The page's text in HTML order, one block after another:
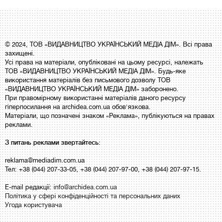
© 2024, ТОВ «ВИДАВНИЦТВО УКРАЇНСЬКИЙ МЕДІА ДІМ». Всі права
захищені.
Усі права на матеріали, опубліковані на цьому ресурсі, належать
ТОВ «ВИДАВНИЦТВО УКРАЇНСЬКИЙ МЕДІА ДІМ». Будь-яке
використання матеріалів без письмового дозволу ТОВ
«ВИДАВНИЦТВО УКРАЇНСЬКИЙ МЕДІА ДІМ» заборонено.
При правомірному використанні матеріалів даного ресурсу
гіперпосилання на archidea.com.ua обов'язкова.
Матеріали, що позначені знаком «Реклама», публікуються на правах
реклами.
З питань реклами звертайтесь:
reklama@mediadim.com.ua
Тел: +38 (044) 207-33-05, +38 (044) 207-97-00, +38 (044) 207-97-15.
E-mail редакції:info@archidea.com.ua
Політика у сфері конфіденційності та персональних даних
Угода користувача